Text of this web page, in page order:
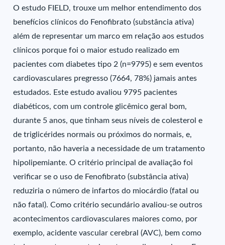
O estudo FIELD, trouxe um melhor entendimento dos
benefícios clínicos do Fenofibrato (substância ativa)
além de representar um marco em relação aos estudos
clínicos porque foi o maior estudo realizado em
pacientes com diabetes tipo 2 (n=9795) e sem eventos
cardiovasculares pregresso (7664, 78%) jamais antes
estudados. Este estudo avaliou 9795 pacientes
diabéticos, com um controle glicêmico geral bom,
durante 5 anos, que tinham seus níveis de colesterol e
de triglicérides normais ou próximos do normais, e,
portanto, não haveria a necessidade de um tratamento
hipolipemiante. O critério principal de avaliação foi
verificar se o uso de Fenofibrato (substância ativa)
reduziria o número de infartos do miocárdio (fatal ou
não fatal). Como critério secundário avaliou-se outros
acontecimentos cardiovasculares maiores como, por
exemplo, acidente vascular cerebral (AVC), bem como